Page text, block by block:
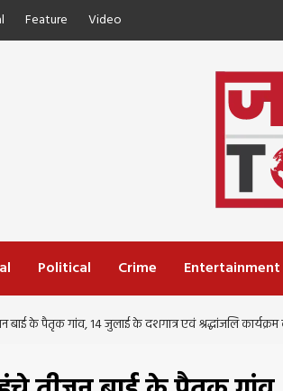
Feature Video
Political Crime Entertainment
बाई के पैतृक गांव, 14 जुलाई के दशगात्र एवं श्रद्धांजलि